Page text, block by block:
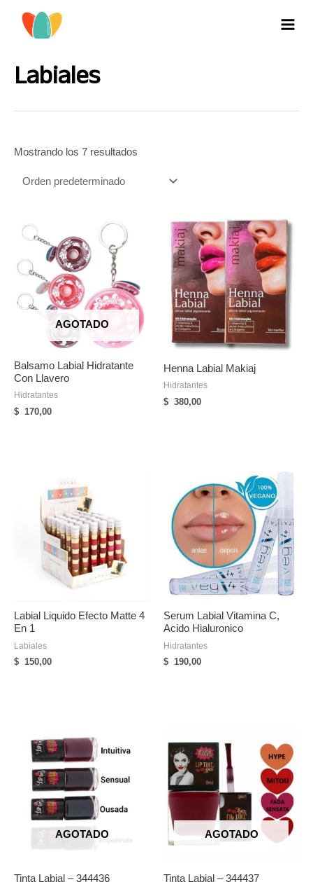
Labiales
Mostrando los 7 resultados
AGOTADO
Balsamo Labial Hidratante
Con Llavero
Hidratantes
$ 170,00
Henna Labial Makiaj
Hidratantes
$ 380,00
Labial Liquido Efecto Matte 4
En 1
Labiales
$ 150,00
Serum Labial Vitamina C,
Acido Hialuronico
Hidratantes
$ 190,00
AGOTADO
Tinta Labial – 344436
AGOTADO
Tinta Labial – 344437